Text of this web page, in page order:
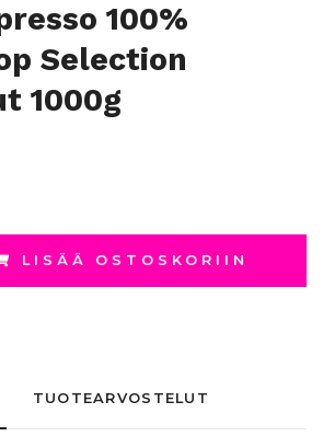
100%
Selection
1000g
LISÄÄ OSTOSKORIIN
TUOTEARVOSTELUT